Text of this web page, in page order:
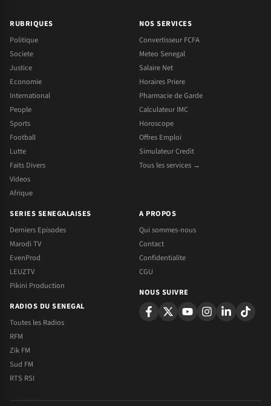
RUBRIQUES
Politique
Societe
Justice
Economie
International
People
Sports
Football
Lutte
Faits Divers
Videos
Afrique
NOS SERVICES
Convertisseur FCFA
Meteo Senegal
Salaire Net
Horaires Priere
Pharmacie de Garde
Calculateur IMC
Horoscope
Offres Emploi
Simulateur Credit
Tous les services →
SERIES SENEGALAISES
Derniers Episodes
Marodi TV
EvenProd
LEUZTV
Pikini Production
RADIOS DU SENEGAL
Toutes les Radios
RFM
Zik FM
Sud FM
RTS RSI
A PROPOS
Qui sommes-nous
Contact
Confidentialite
CGU
NOUS SUIVRE